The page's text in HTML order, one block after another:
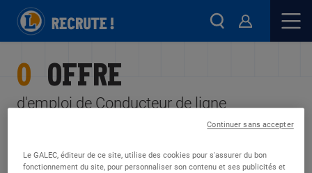
0 OFFRE
d'emploi de Conducteur de ligne
FILTRES ALERTES
Le GALEC, éditeur de ce site, utilise des cookies pour s'assurer du bon
fonctionnement du site, pour personnaliser son contenu et ses publicités et
Continuer sans accepter